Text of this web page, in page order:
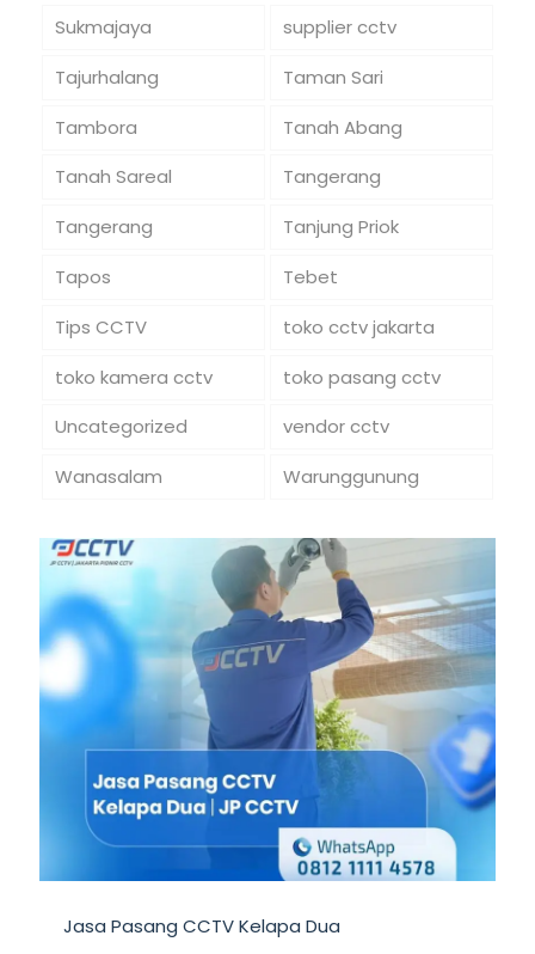
Sukmajaya
supplier cctv
Tajurhalang
Taman Sari
Tambora
Tanah Abang
Tanah Sareal
Tangerang
Tangerang
Tanjung Priok
Tapos
Tebet
Tips CCTV
toko cctv jakarta
toko kamera cctv
toko pasang cctv
Uncategorized
vendor cctv
Wanasalam
Warunggunung
Jasa Pasang CCTV Kelapa Dua